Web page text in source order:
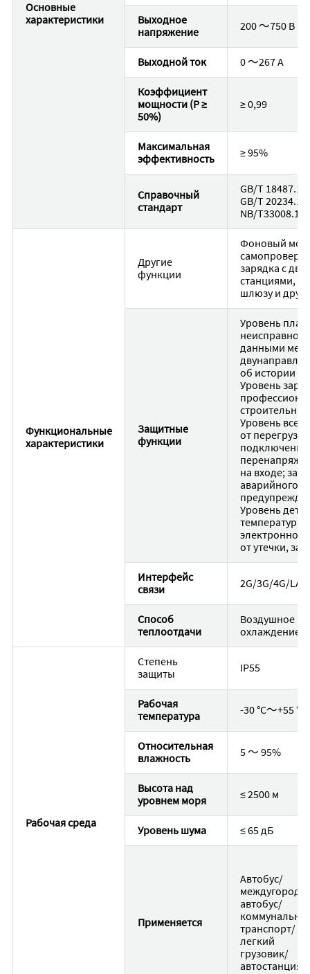
Основные
характеристики
Выходное
напряжение
200 〜750 В
Выходной ток 0 〜267 A
Коэффициент
мощности (P ≥
50%)
≥ 0,99
Максимальная
эффективность
≥ 95%
Справочный
стандарт
GB/T 18487.1-
GB/T 20234.1-
NB/T33008.1-
Функциональные
характеристики
Другие
функции
Фоновый
зарядка с
станциями,
шлюзу и
Защитные
функции
Уровень
данными
об истории
Уровень
Уровень
от
на входе;
аварийного
Уровень
температуры,
от утечки,
Интерфейс
связи
2G/3G/4G/LAN
Способ
теплоотдачи
Воздушное
охлаждение
Рабочая среда
Степень
защиты
IP55
Рабочая
температура
-30 °C〜+55 °C
Относительная
влажность
5 〜 95%
Высота над
уровнем моря
≤ 2500 м
Уровень шума ≤ 65 дБ
Применяется
Автобус/
автобус/
транспорт/
легкий
грузовик/
автостанция